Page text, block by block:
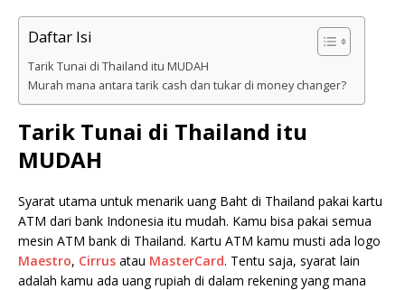
Daftar Isi
Tarik Tunai di Thailand itu MUDAH
Murah mana antara tarik cash dan tukar di money changer?
Tarik Tunai di Thailand itu
MUDAH
Syarat utama untuk menarik uang Baht di Thailand pakai kartu
ATM dari bank Indonesia itu mudah. Kamu bisa pakai semua
mesin ATM bank di Thailand. Kartu ATM kamu musti ada logo
Maestro, Cirrus atau MasterCard. Tentu saja, syarat lain
adalah kamu ada uang rupiah di dalam rekening yang mana